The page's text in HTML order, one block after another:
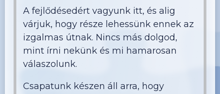
A fejlődésedért vagyunk itt, és alig
várjuk, hogy része lehessünk ennek az
izgalmas útnak. Nincs más dolgod,
mint írni nekünk és mi hamarosan
válaszolunk.
Csapatunk készen áll arra, hogy